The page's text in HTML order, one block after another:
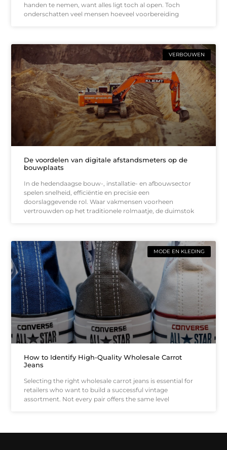
handen te nemen, want alles ligt toch al open. Toch
onderschatten veel mensen hoeveel voorbereiding
VERBOUWEN
De voordelen van digitale afstandsmeters op de
bouwplaats
In de hedendaagse bouw-, installatie- en afbouwsector
spelen snelheid, efficiëntie en precisie een
doorslaggevende rol. Waar vakmensen voorheen
vertrouwden op het traditionele rolmaatje, de duimstok
MODE EN KLEDING
How to Identify High-Quality Wholesale Carrot
Jeans
Selecting the right wholesale carrot jeans is essential for
retailers who want to build a successful vintage
assortment. Not every pair offers the same level